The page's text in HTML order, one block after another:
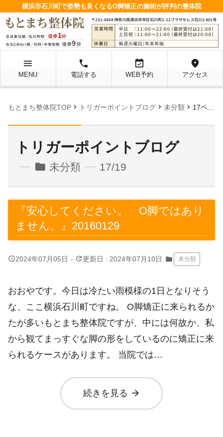
横浜市石川町で姿勢も良くなるO脚矯正の施術が評判の整体院
menu
MENU
local_phone
電話する
event_available
WEB予約
location_on
アクセス
もとまち整体院TOP chevron_right トリガーポイントブログ chevron_right 未分類 chevron_right 17ページ目
トリガーポイントブログ
folder 未分類 17/19
『安心してください。 O脚ではあり
ません。』20160129
query_builder2024年07月05日 - update更新日 : 2024年07月10日 folder 未分類
おおやです。今日は冷たい雨模様の1日となりそう
な、ここ横浜石川町ですね。 O脚矯正に来られるか
たが多いもとまち整体院ですが、中には何故か、私
から観てまっすぐな脚の形をしているのに矯正に来
られるケースがあります。 当院では…
続きを見る arrow_forward